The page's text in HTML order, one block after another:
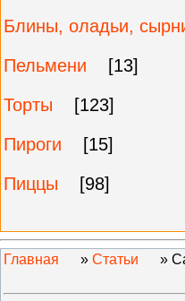
Блины, оладьи,
Пельмени
[13]
Торты
[123]
Пироги
[15]
Пиццы
[98]
Главная » Статьи »